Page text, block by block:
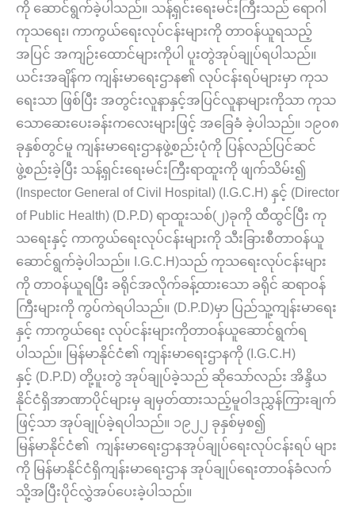
ကို ဆောင်ရွက်ခဲ့ပါသည်။ သန့်ရှင်းရေးမင်းကြီးသည် ရောဂါ
ကုသရေး၊ ကာကွယ်ရေးလုပ်ငန်းများကို တာဝန်ယူရသည့်
အပြင် အကျဉ်းထောင်များကိုပါ ပူးတွဲအုပ်ချုပ်ရပါသည်။
ယင်းအချိန်က ကျန်းမာရေးဌာန၏ လုပ်ငန်းရပ်များမှာ ကုသ
ရေးသာ ဖြစ်ပြီး အတွင်းလူနာနှင့်အပြင်လူနာများကိုသာ ကုသ
သောဆေးပေးခန်းကလေးများဖြင့် အခြေခံ ခဲ့ပါသည်။ ၁၉၀၈
ခုနှစ်တွင်မူ ကျန်းမာရေးဌာနဖွဲ့စည်းပုံကို ပြန်လည်ပြင်ဆင်
ဖွဲ့စည်းခဲ့ပြီး သန့်ရှင်းရေးမင်းကြီးရာထူးကို ဖျက်သိမ်း၍
(Inspector General of Civil Hospital) (I.G.C.H) နှင့် (Director
of Public Health) (D.P.D) ရာထူးသစ်(၂)ခုကို ထီထွင်ပြီး ကု
သရေးနှင့် ကာကွယ်ရေးလုပ်ငန်းများကို သီးခြားစီတာဝန်ယူ
ဆောင်ရွက်ခဲ့ပါသည်။ I.G.C.H)သည် ကုသရေးလုပ်ငန်းများ
ကို တာဝန်ယူရပြီး ခရိုင်အလိုက်ခန့်ထားသော ခရိုင် ဆရာဝန်
ကြီးများကို ကွပ်ကဲရပါသည်။ (D.P.D)မှာ ပြည်သူ့ကျန်းမာရေး
နှင့် ကာကွယ်ရေး လုပ်ငန်းများကိုတာဝန်ယူဆောင်ရွက်ရ
ပါသည်။ မြန်မာနိုင်ငံ၏ ကျန်းမာရေးဌာနကို (I.G.C.H)
နှင့် (D.P.D) တို့ပူးတွဲ အုပ်ချုပ်ခဲ့သည် ဆိုသော်လည်း အိန္ဒိယ
နိုင်ငံရှိအာဏာပိုင်များမှ ချမှတ်ထားသည့်မူဝါဒညွှန်ကြားချက်
ဖြင့်သာ အုပ်ချုပ်ခဲ့ရပါသည်။ ၁၉၂၂ ခုနှစ်မှစ၍
မြန်မာနိုင်ငံ၏ ကျန်းမာရေးဌာနအုပ်ချုပ်ရေးလုပ်ငန်းရပ် များ
ကို မြန်မာနိုင်ငံရှိကျန်းမာရေးဌာန အုပ်ချုပ်ရေးတာဝန်ခံလက်
သို့အပြီးပိုင်လွှဲအပ်ပေးခဲ့ပါသည်။